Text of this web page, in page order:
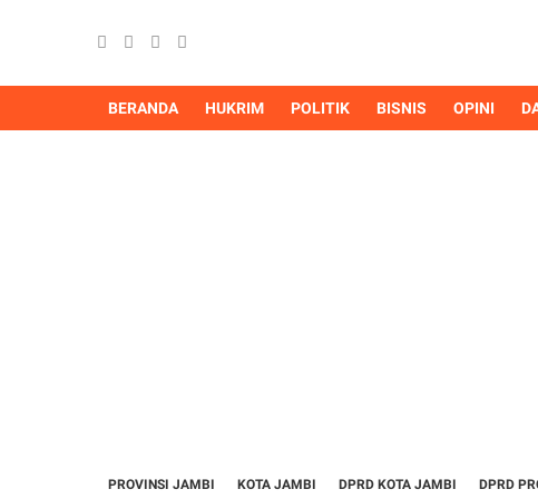
BERANDA HUKRIM POLITIK BISNIS OPINI
PROVINSI JAMBI KOTA JAMBI DPRD KOTA JAMBI DPRD